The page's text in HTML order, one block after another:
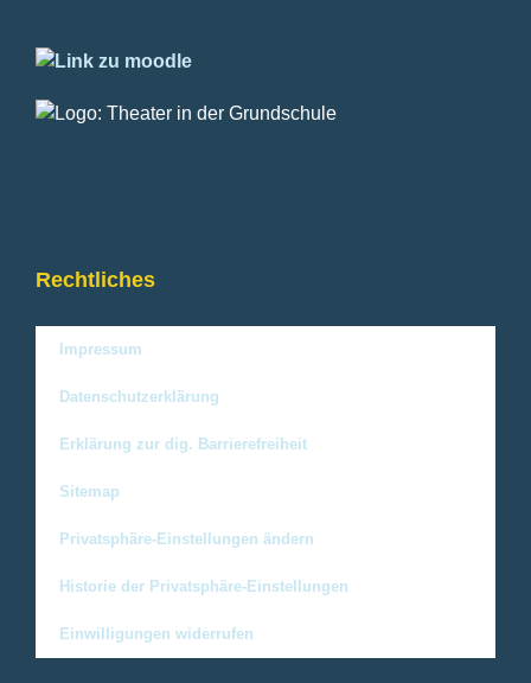
Rechtliches
Impressum
Datenschutzerklärung
Erklärung zur dig. Barrierefreiheit
Sitemap
Privatsphäre-Einstellungen ändern
Historie der Privatsphäre-Einstellungen
Einwilligungen widerrufen